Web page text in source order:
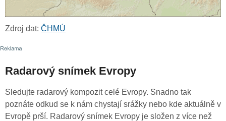
Zdroj dat: ČHMÚ
Radarový snímek Evropy
Sledujte radarový kompozit celé Evropy. Snadno tak
poznáte odkud se k nám chystají srážky nebo kde aktuálně v
Evropě prší. Radarový snímek Evropy je složen z více než